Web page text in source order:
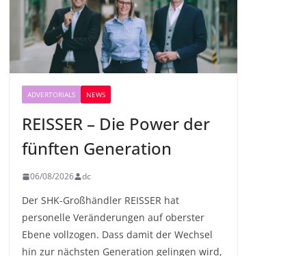
ADVERTORIALS NEWS
REISSER – Die Power der
fünften Generation
06/08/2026 dc
Der SHK-Großhändler REISSER hat
personelle Veränderungen auf oberster
Ebene vollzogen. Dass damit der Wechsel
hin zur nächsten Generation gelingen wird,